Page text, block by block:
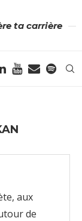
ta carrière
aux
de